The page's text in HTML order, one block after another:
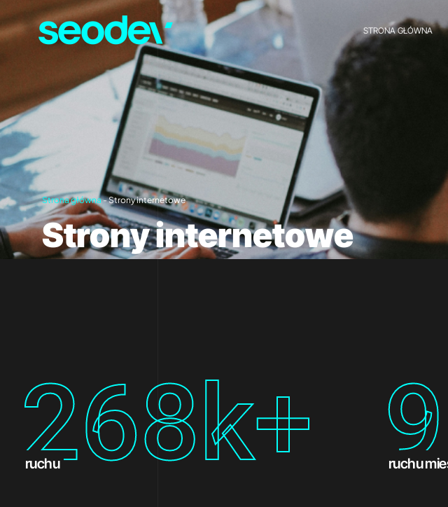
STRONA GŁÓWNA
Strona główna-Strony internetowe
Strony internetowe
ruchu
480k+ ruchu